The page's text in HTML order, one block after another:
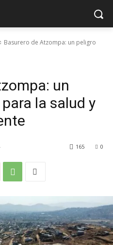
Basurero de Atzompa: un peligro
un
la salud y
0
165